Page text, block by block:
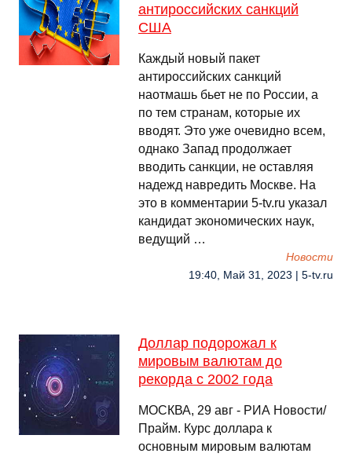
антироссийских санкций
США
Каждый новый пакет
антироссийских санкций
наотмашь бьет не по России, а
по тем странам, которые их
вводят. Это уже очевидно всем,
однако Запад продолжает
вводить санкции, не оставляя
надежд навредить Москве. На
это в комментарии 5-tv.ru указал
кандидат экономических наук,
ведущий …
Новости
19:40, Май 31, 2023 | 5-tv.ru
Доллар подорожал к
мировым валютам до
рекорда с 2002 года
МОСКВА, 29 авг - РИА Новости/
Прайм. Курс доллара к
основным мировым валютам